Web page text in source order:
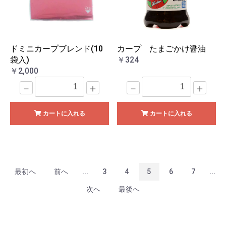
ドミニカープブレンド(10
袋入)
￥2,000
－ ＋
カートに入れる
カープ たまごかけ醤油
￥324
－ ＋
カートに入れる
最初へ 前へ ... 3 4 5 6 7 ...
次へ 最後へ